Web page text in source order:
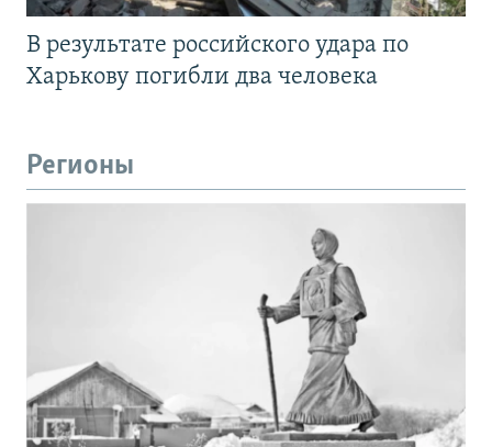
В результате российского удара по
Харькову погибли два человека
Регионы